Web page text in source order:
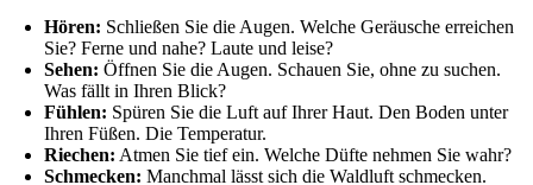
Hören: Schließen Sie die Augen. Welche Geräusche erreichen
Sie? Ferne und nahe? Laute und leise?
Sehen: Öffnen Sie die Augen. Schauen Sie, ohne zu suchen.
Was fällt in Ihren Blick?
Fühlen: Spüren Sie die Luft auf Ihrer Haut. Den Boden unter
Ihren Füßen. Die Temperatur.
Riechen: Atmen Sie tief ein. Welche Düfte nehmen Sie wahr?
Schmecken: Manchmal lässt sich die Waldluft schmecken.